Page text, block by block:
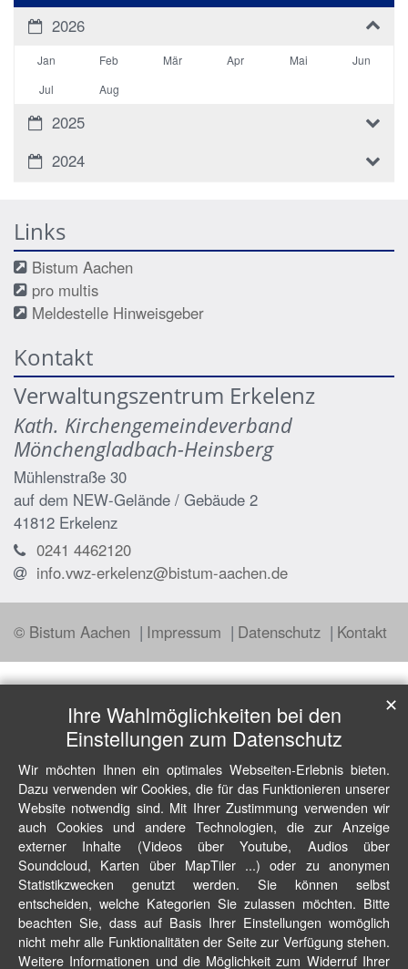
2026
Jan Feb Mär Apr Mai
Jun
Jul
Aug
2025
2024
Links
Bistum Aachen
pro multis
Meldestelle Hinweisgeber
Kontakt
Verwaltungszentrum Erkelenz
Kath. Kirchengemeindeverband
Mönchengladbach-Heinsberg
Mühlenstraße 30
auf dem NEW-Gelände / Gebäude 2
41812 Erkelenz
0241 4462120
info.vwz-erkelenz@bistum-aachen.de
© Bistum Aachen Impressum Datenschutz Kontakt
Ihre Wahlmöglichkeiten bei den
Einstellungen zum Datenschutz
Wir möchten Ihnen ein optimales Webseiten-Erlebnis bieten.
Dazu verwenden wir Cookies, die für das Funktionieren unserer
Website notwendig sind. Mit Ihrer Zustimmung verwenden wir
auch Cookies und andere Technologien, die zur Anzeige
externer Inhalte (Videos über Youtube, Audios über
Soundcloud, Karten über MapTiler ...) oder zu anonymen
Statistikzwecken genutzt werden. Sie können selbst
entscheiden, welche Kategorien Sie zulassen möchten. Bitte
beachten Sie, dass auf Basis Ihrer Einstellungen womöglich
nicht mehr alle Funktionalitäten der Seite zur Verfügung stehen.
Weitere Informationen und die Möglichkeit zum Widerruf Ihrer
✕